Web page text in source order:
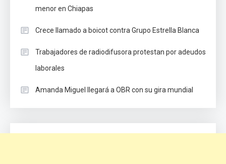
menor en Chiapas
Crece llamado a boicot contra Grupo Estrella Blanca
Trabajadores de radiodifusora protestan por adeudos
laborales
Amanda Miguel llegará a OBR con su gira mundial